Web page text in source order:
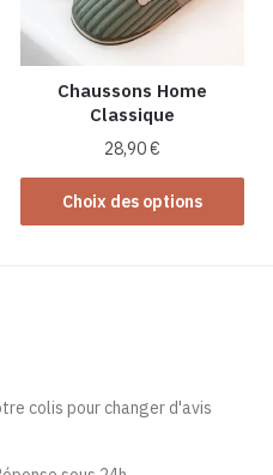
choisies
sur
la
page
du
produit
Chaussons Home
Classique
28,90€
Choix des options
Ce
produit
peuvent
être
colis pour changer d'avis